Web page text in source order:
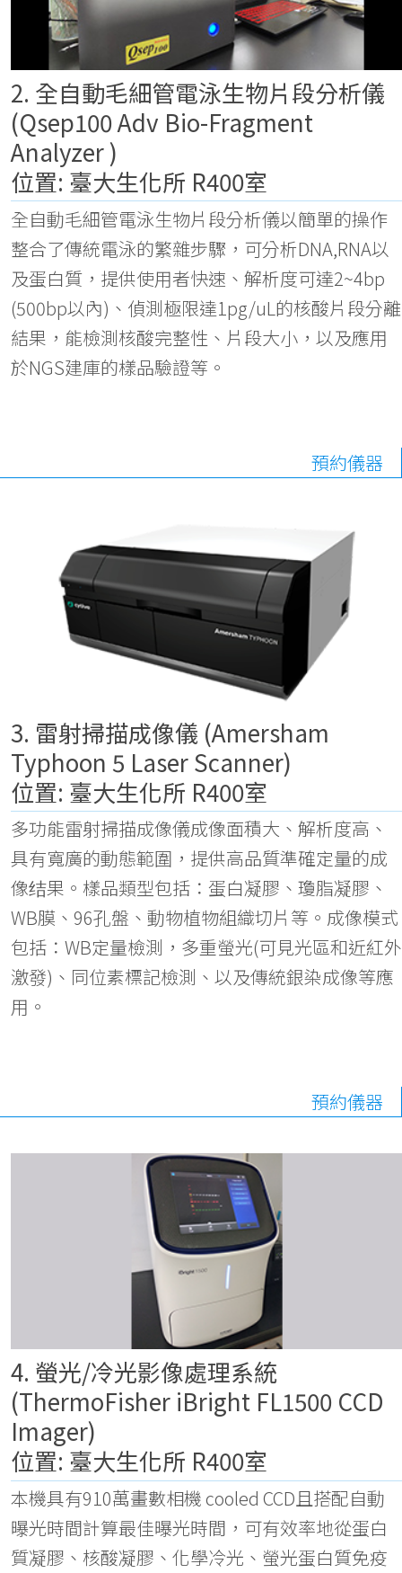
2. 全自動毛細管電泳生物片段分析儀
(Qsep100 Adv Bio-Fragment
Analyzer )
位置: 臺大生化所 R400室
全自動毛細管電泳生物片段分析儀以簡單的操作
整合了傳統電泳的繁雜步驟，可分析DNA,RNA以
及蛋白質，提供使用者快速、解析度可達2~4bp
(500bp以內)、偵測極限達1pg/uL的核酸片段分離
結果，能檢測核酸完整性、片段大小，以及應用
於NGS建庫的樣品驗證等。
預約儀器
3. 雷射掃描成像儀 (Amersham
Typhoon 5 Laser Scanner)
位置: 臺大生化所 R400室
多功能雷射掃描成像儀成像面積大、解析度高、
具有寬廣的動態範圍，提供高品質準確定量的成
像结果。樣品類型包括：蛋白凝膠、瓊脂凝膠、
WB膜、96孔盤、動物植物組織切片等。成像模式
包括：WB定量檢測，多重螢光(可見光區和近紅外
激發)、同位素標記檢測、以及傳統銀染成像等應
用。
預約儀器
4. 螢光/冷光影像處理系統
(ThermoFisher iBright FL1500 CCD
Imager)
位置: 臺大生化所 R400室
本機具有910萬畫數相機 cooled CCD且搭配自動
曝光時間計算最佳曝光時間，可有效率地從蛋白
質凝膠、核酸凝膠、化學冷光、螢光蛋白質免疫